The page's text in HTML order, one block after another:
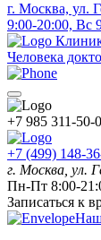
г. Москва, ул.
9:00-20:00, Вс
Человека
+7 985 311-50-
+7 (499) 148-
г. Москва, ул.
Пн-Пт 8:00-
Записаться к